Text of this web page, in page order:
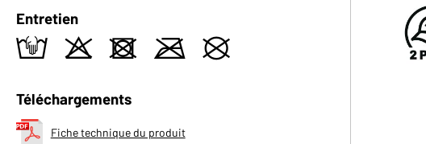
Entretien
t o d m U
Téléchargements
Fiche technique du produit